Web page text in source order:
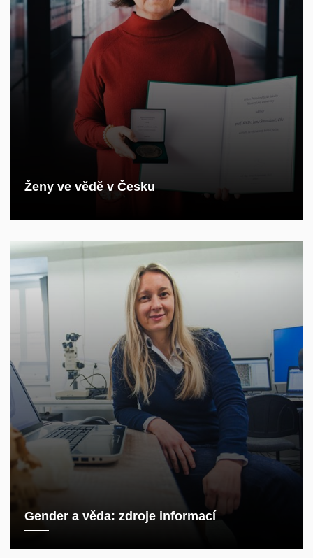
Ženy ve vědě v Česku
Gender a věda: zdroje informací